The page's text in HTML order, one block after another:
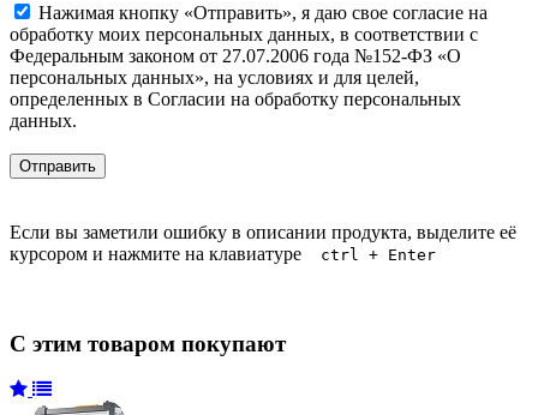
Нажимая кнопку «Отправить», я даю свое согласие на
обработку моих персональных данных, в соответствии с
Федеральным законом от 27.07.2006 года №152-ФЗ «О
персональных данных», на условиях и для целей,
определенных в Согласии на обработку персональных
данных.
Если вы заметили ошибку в описании продукта, выделите её
курсором и нажмите на клавиатуре
ctrl + Enter
С этим товаром покупают